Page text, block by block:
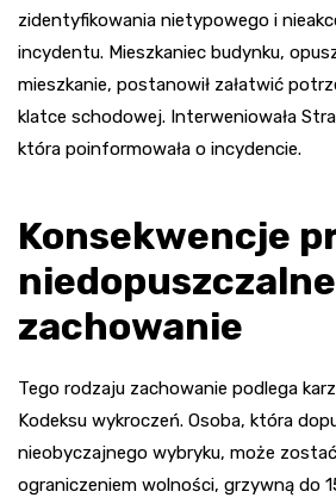
zidentyfikowania nietypowego i
incydentu. Mieszkaniec budynku,
mieszkanie, postanowił załatwić
klatce schodowej. Interweniowała
która poinformowała o incydencie.
Konsekwencje
niedopuszczalne
zachowanie
Tego rodzaju zachowanie podlega
Kodeksu wykroczeń. Osoba, która
nieobyczajnego wybryku, może
ograniczeniem wolności, grzywną do